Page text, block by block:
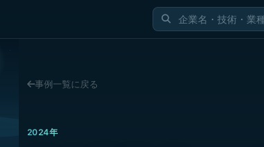
事例一覧に戻る
2024年